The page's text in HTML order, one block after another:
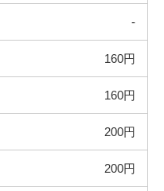
-
160円
160円
200円
200円